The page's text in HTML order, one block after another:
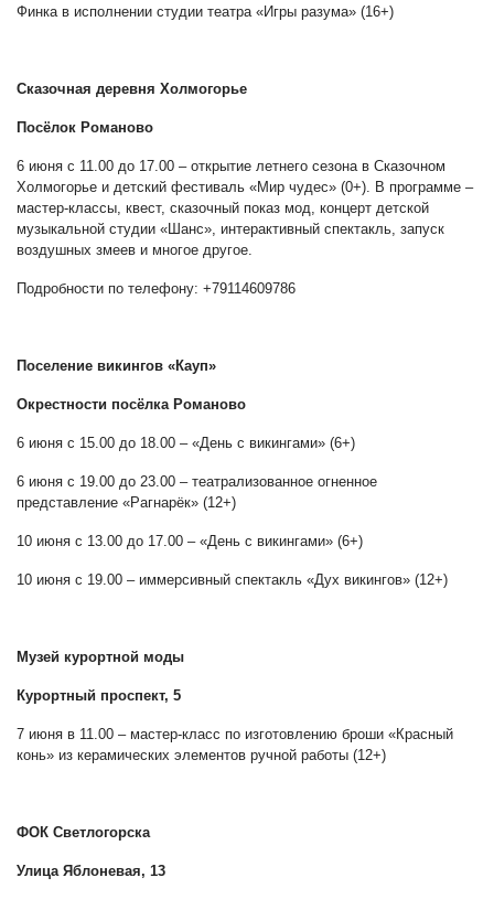
Финка в исполнении студии театра «Игры разума» (16+)
Сказочная деревня Холмогорье
Посёлок Романово
6 июня с 11.00 до 17.00 – открытие летнего сезона в Сказочном
Холмогорье и детский фестиваль «Мир чудес» (0+). В программе –
мастер-классы, квест, сказочный показ мод, концерт детской
музыкальной студии «Шанс», интерактивный спектакль, запуск
воздушных змеев и многое другое.
Подробности по телефону: +79114609786
Поселение викингов «Кауп»
Окрестности посёлка Романово
6 июня с 15.00 до 18.00 – «День с викингами» (6+)
6 июня с 19.00 до 23.00 – театрализованное огненное
представление «Рагнарёк» (12+)
10 июня с 13.00 до 17.00 – «День с викингами» (6+)
10 июня с 19.00 – иммерсивный спектакль «Дух викингов» (12+)
Музей курортной моды
Курортный проспект, 5
7 июня в 11.00 – мастер-класс по изготовлению броши «Красный
конь» из керамических элементов ручной работы (12+)
ФОК Светлогорска
Улица Яблоневая, 13